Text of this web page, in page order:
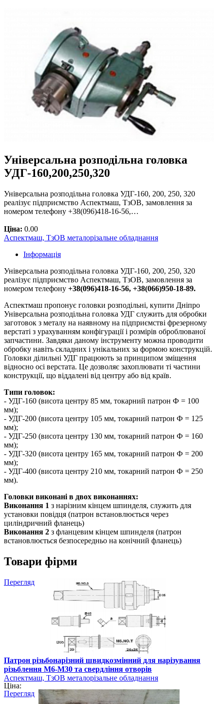
Універсальна розподільна головка
УДГ-160,200,250,320
Універсальна розподільна головка УДГ-160, 200, 250, 320
реалізує підприємство Аспектмаш, ТзОВ, замовлення за
номером телефону +38(096)418-16-56,…
Ціна: 0.00
Аспектмаш, ТзОВ металорізальне обладнання
Інформація
Універсальна розподільна головка УДГ-160, 200, 250, 320
реалізує підприємство Аспектмаш, ТзОВ, замовлення за
номером телефону +38(096)418-16-56, +38(066)950-18-89.
Аспектмаш пропонує головки розподільні, купити Дніпро
Універсальна розподільна головка УДГ служить для обробки
заготовок з металу на наявному на підприємстві фрезерному
верстаті з урахуванням конфігурації і розмірів оброблюваної
запчастини. Завдяки даному інструменту можна проводити
обробку навіть складних і унікальних за формою конструкцій.
Головки ділильні УДГ працюють за принципом зміщення
відносно осі верстата. Це дозволяє захоплювати ті частини
конструкції, що віддалені від центру або від країв.
Типи головок:
- УДГ-160 (висота центру 85 мм, токарний патрон Ф = 100
мм);
- УДГ-200 (висота центру 105 мм, токарний патрон Ф = 125
мм);
- УДГ-250 (висота центру 130 мм, токарний патрон Ф = 160
мм);
- УДГ-320 (висота центру 165 мм, токарний патрон Ф = 200
мм);
- УДГ-400 (висота центру 210 мм, токарний патрон Ф = 250
мм).
Головки виконані в двох виконаннях:
Виконання 1 з нарізним кінцем шпинделя, служить для
установки повідця (патрон встановлюється через
циліндричний фланець)
Виконання 2 з фланцевим кінцем шпинделя (патрон
встановлюється безпосередньо на конічний фланець)
Товари фірми
Перегляд
Патрон різьбонарізний швидкозмінний для нарізування
різьблення М6-М30 та свердління отворів
Аспектмаш, ТзОВ металорізальне обладнання
Ціна:
Перегляд